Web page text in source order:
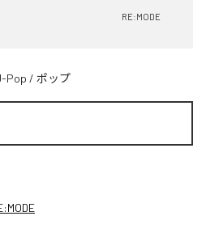
RE:MODE
Pop / ポップ